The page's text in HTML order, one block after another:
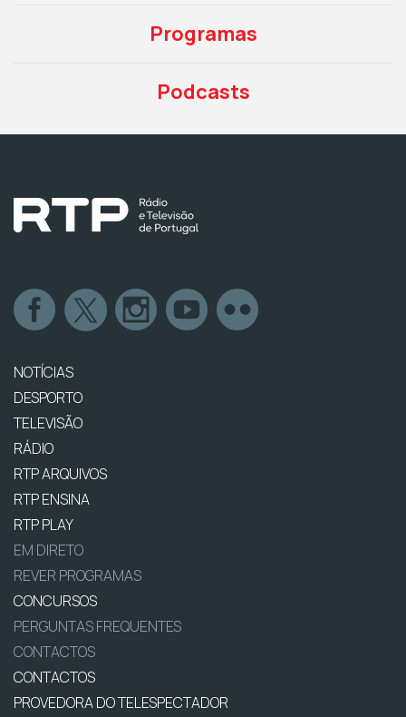
Programas
Podcasts
NOTÍCIAS
DESPORTO
TELEVISÃO
RÁDIO
RTP ARQUIVOS
RTP ENSINA
RTP PLAY
EM DIRETO
REVER PROGRAMAS
CONCURSOS
PERGUNTAS FREQUENTES
CONTACTOS
CONTACTOS
PROVEDORA DO TELESPECTADOR